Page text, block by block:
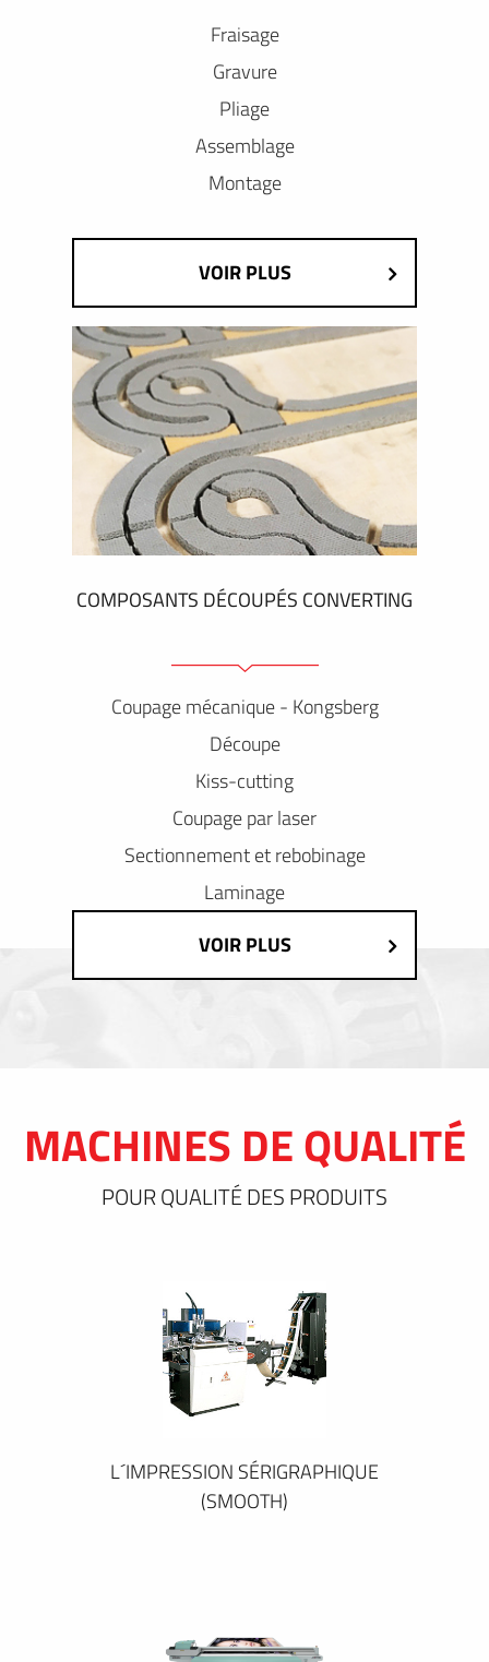
Fraisage
Gravure
Pliage
Assemblage
Montage
VOIR PLUS
COMPOSANTS DÉCOUPÉS CONVERTING
Coupage mécanique - Kongsberg
Découpe
Kiss-cutting
Coupage par laser
Sectionnement et rebobinage
Laminage
VOIR PLUS
MACHINES DE QUALITÉ
POUR QUALITÉ DES PRODUITS
L´IMPRESSION SÉRIGRAPHIQUE
(SMOOTH)